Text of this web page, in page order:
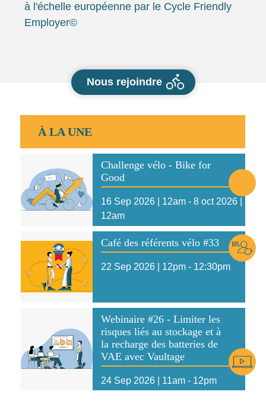
à l'échelle européenne par le Cycle Friendly
Employer©
Nous rejoindre
À LA UNE
Challenge vélo - Bike for
Good
16 Sep 2026 | 12am- 8 oct 2026 |
12am
Voir l'article Café des référents vélo #33 Icône
22 Sep 2026 | 12pm- 12:30pm
Webinaire #26 - Limiter les
risques liés au stockage et à
la recharge des batteries de
VAE avec Vaultage
Icône
24 Sep 2026 | 11am- 12pm